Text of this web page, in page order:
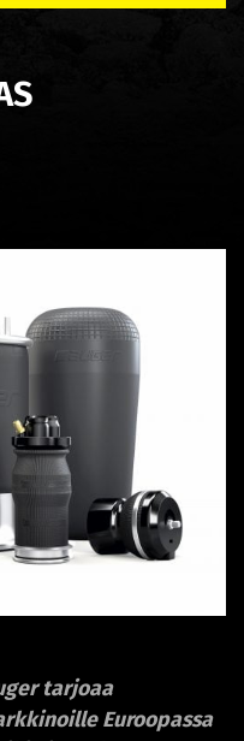
tarjoaa
Euroopassa